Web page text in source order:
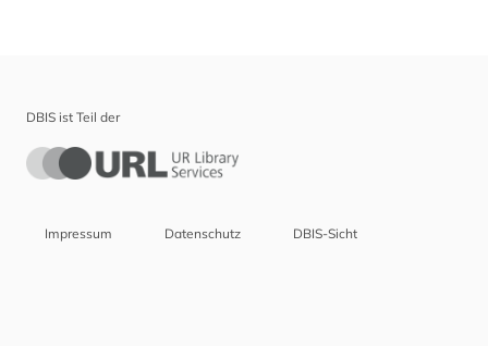
DBIS ist Teil der
Impressum Datenschutz DBIS-Sicht